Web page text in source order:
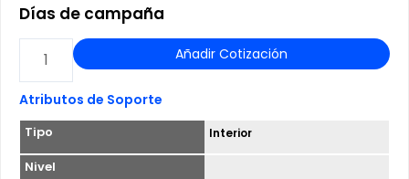
Días de campaña
PALETA
-
L1
ESTACION
LOS
Añadir Cotización
Atributos de Soporte
Tipo Interior
Nivel